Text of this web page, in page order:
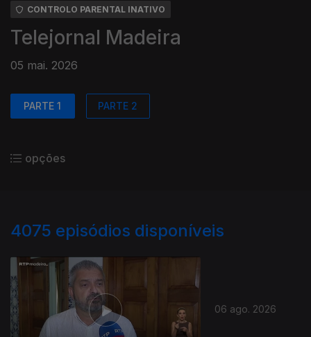
CONTROLO PARENTAL INATIVO
Telejornal Madeira
05 mai. 2026
PARTE 1 PARTE 2
opções
4075 episódios disponíveis
06 ago. 2026